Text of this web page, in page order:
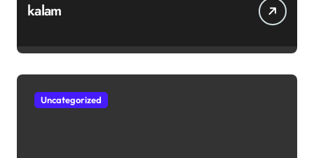
kalam
Uncategorized